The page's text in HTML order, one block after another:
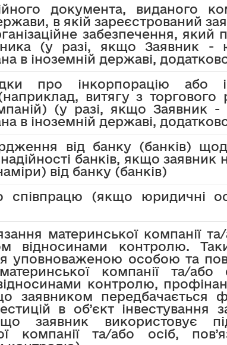
документа, виданого
в якій зареєстрований
забезпечення, який
(у разі, якщо Заявник
в іноземній державі,
про інкорпорацію або
витягу з торгового
(у разі, якщо Заявник
в іноземній державі,
від банку (банків)
банків, якщо заявник
від банку (банків)
співпрацю (якщо юридичні
материнської компанії
відносинами контролю.
уповноваженою особою та
компанії та/або
контролю,
заявником передбачається
в об’єкт інвестування
заявник використовує
компанії та/або осіб,